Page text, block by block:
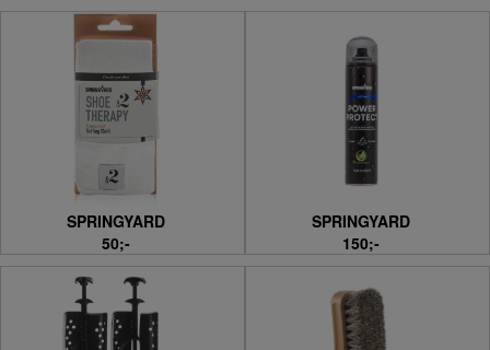
SPRINGYARD
50;-
SPRINGYARD
150;-